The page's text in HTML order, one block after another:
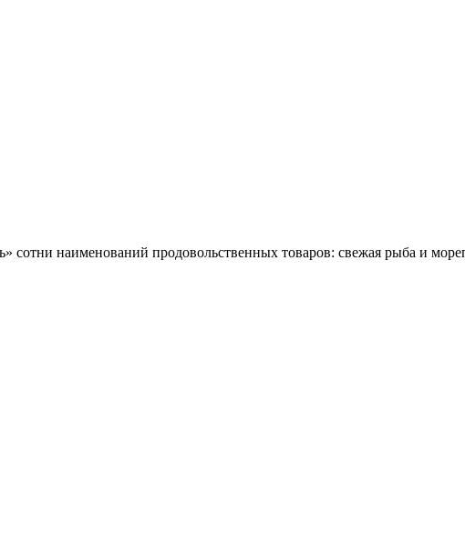
сотни наименований продовольственных товаров: свежая рыба и